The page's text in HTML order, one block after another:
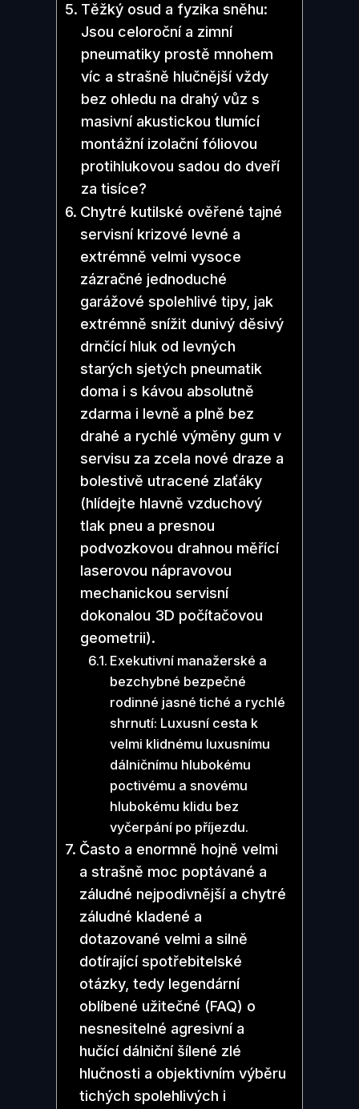
Těžký osud a fyzika sněhu:
Jsou celoroční a zimní
pneumatiky prostě mnohem
víc a strašně hlučnější vždy
bez ohledu na drahý vůz s
masivní akustickou tlumící
montážní izolační fóliovou
protihlukovou sadou do dveří
za tisíce?
Chytré kutilské ověřené tajné
servisní krizové levné a
extrémně velmi vysoce
zázračné jednoduché
garážové spolehlivé tipy, jak
extrémně snížit dunivý děsivý
drnčící hluk od levných
starých sjetých pneumatik
doma i s kávou absolutně
zdarma i levně a plně bez
drahé a rychlé výměny gum v
servisu za zcela nové draze a
bolestivě utracené zlaťáky
(hlídejte hlavně vzduchový
tlak pneu a presnou
podvozkovou drahnou měřící
laserovou nápravovou
mechanickou servisní
dokonalou 3D počítačovou
geometrii).
Exekutivní manažerské a
bezchybné bezpečné
rodinné jasné tiché a rychlé
shrnutí: Luxusní cesta k
velmi klidnému luxusnímu
dálničnímu hlubokému
poctivému a snovému
hlubokému klidu bez
vyčerpání po příjezdu.
Často a enormně hojně velmi
a strašně moc poptávané a
záludné nejpodivnější a chytré
záludné kladené a
dotazované velmi a silně
dotírající spotřebitelské
otázky, tedy legendární
oblíbené užitečné (FAQ) o
nesnesitelné agresivní a
hučící dálniční šílené zlé
hlučnosti a objektivním výběru
tichých spolehlivých i